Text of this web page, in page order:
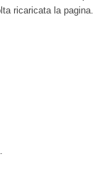
ricaricata la pagina.